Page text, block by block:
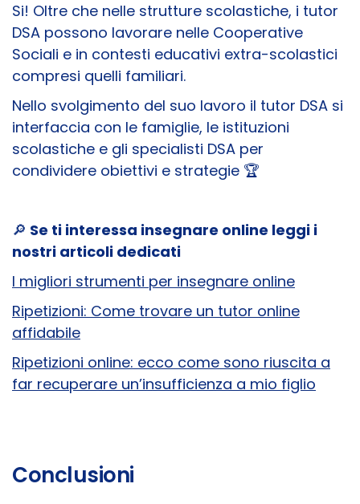
Si! Oltre che nelle strutture scolastiche, i tutor
DSA possono lavorare nelle Cooperative
Sociali e in contesti educativi extra-scolastici
compresi quelli familiari.
Nello svolgimento del suo lavoro il tutor DSA si
interfaccia con le famiglie, le istituzioni
scolastiche e gli specialisti DSA per
condividere obiettivi e strategie 🏆
🔎 Se ti interessa insegnare online leggi i
nostri articoli dedicati
I migliori strumenti per insegnare online
Ripetizioni: Come trovare un tutor online
affidabile
Ripetizioni online: ecco come sono riuscita a
far recuperare un’insufficienza a mio figlio
Conclusioni